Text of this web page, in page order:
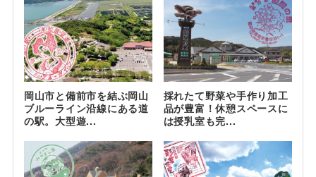
岡山市と備前市を結ぶ岡山
ブルーライン沿線にある道
の駅。大型遊...
採れたて野菜や手作り加工
品が豊富！休憩スペースに
は授乳室も完...